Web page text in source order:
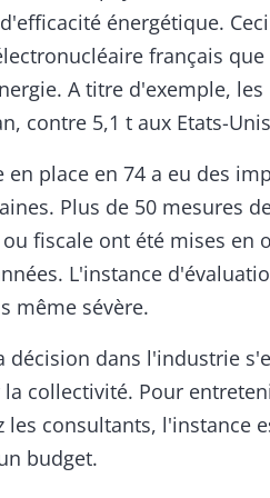
énergétique.
français que
A titre d'exemple,
contre 5,1 t aux Etats-
place en 74 a eu des
Plus de 50 mesures
fiscale ont été mises en
L'instance
même sévère.
décision dans l'industrie
collectivité. Pour
les consultants, l'instance
budget.